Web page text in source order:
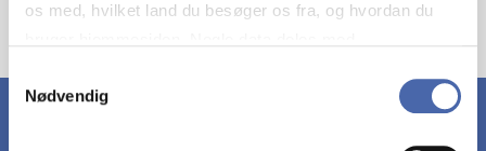
os med, hvilket land du besøger os fra, og hvordan du
markedsføring. Du bestemmer selv - og kan altid trække
Samtykkevalg
Nødvendig